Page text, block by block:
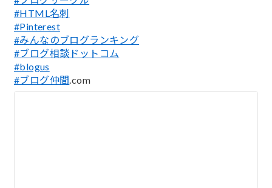
#HTML名刺
#Pinterest
#みんなのブログランキング
#ブログ相談ドットコム
#blogus
#ブログ仲間.com